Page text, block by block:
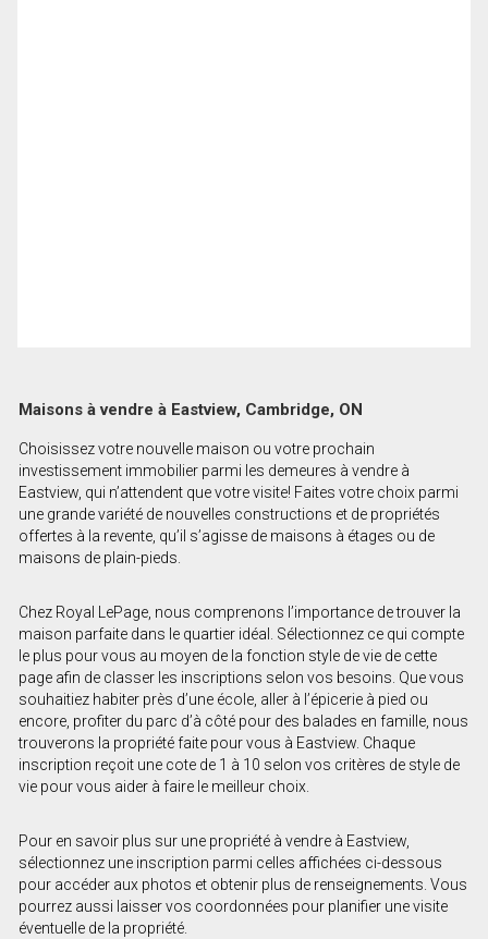
Maisons à vendre à Eastview, Cambridge, ON
Choisissez votre nouvelle maison ou votre prochain
investissement immobilier parmi les demeures à vendre à
Eastview, qui n’attendent que votre visite! Faites votre choix parmi
une grande variété de nouvelles constructions et de propriétés
offertes à la revente, qu’il s’agisse de maisons à étages ou de
maisons de plain-pieds.
Chez Royal LePage, nous comprenons l’importance de trouver la
maison parfaite dans le quartier idéal. Sélectionnez ce qui compte
le plus pour vous au moyen de la fonction style de vie de cette
page afin de classer les inscriptions selon vos besoins. Que vous
souhaitiez habiter près d’une école, aller à l’épicerie à pied ou
encore, profiter du parc d’à côté pour des balades en famille, nous
trouverons la propriété faite pour vous à Eastview. Chaque
inscription reçoit une cote de 1 à 10 selon vos critères de style de
vie pour vous aider à faire le meilleur choix.
Pour en savoir plus sur une propriété à vendre à Eastview,
sélectionnez une inscription parmi celles affichées ci-dessous
pour accéder aux photos et obtenir plus de renseignements. Vous
pourrez aussi laisser vos coordonnées pour planifier une visite
éventuelle de la propriété.